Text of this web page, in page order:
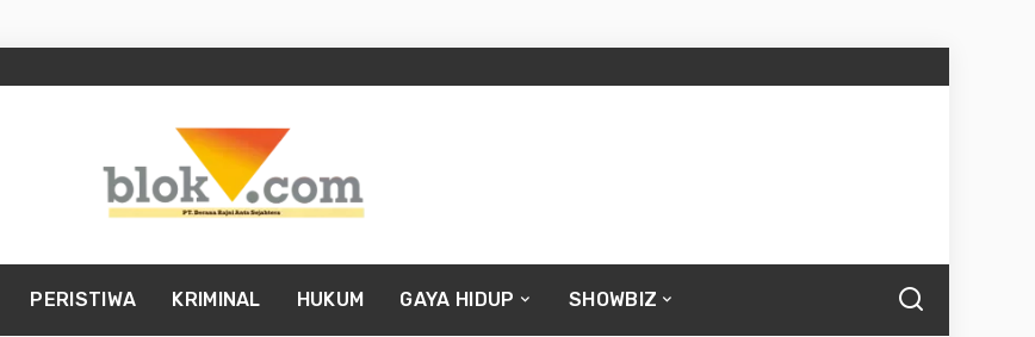
PERISTIWA KRIMINAL HUKUM GAYA HIDUP SHOWBIZ